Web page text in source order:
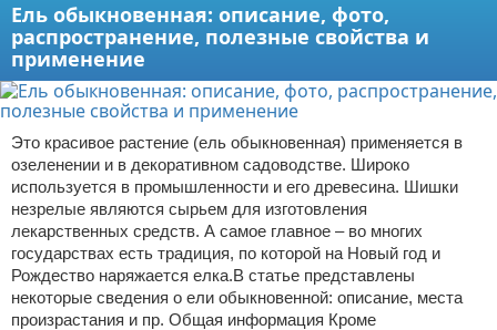
Ель обыкновенная: описание, фото,
распространение, полезные свойства и
применение
Это красивое растение (ель обыкновенная) применяется в
озеленении и в декоративном садоводстве. Широко
используется в промышленности и его древесина. Шишки
незрелые являются сырьем для изготовления
лекарственных средств. А самое главное – во многих
государствах есть традиция, по которой на Новый год и
Рождество наряжается елка.В статье представлены
некоторые сведения о ели обыкновенной: описание, места
произрастания и пр. Общая информация Кроме